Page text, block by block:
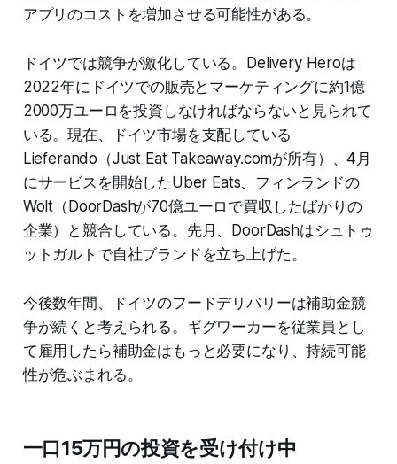
アプリのコストを増加させる可能性がある。
ドイツでは競争が激化している。Delivery Heroは
2022年にドイツでの販売とマーケティングに約1億
2000万ユーロを投資しなければならないと見られて
いる。現在、ドイツ市場を支配している
Lieferando（Just Eat Takeaway.comが所有）、4月
にサービスを開始したUber Eats、フィンランドの
Wolt（DoorDashが70億ユーロで買収したばかりの
企業）と競合している。先月、DoorDashはシュトゥ
ットガルトで自社ブランドを立ち上げた。
今後数年間、ドイツのフードデリバリーは補助金競
争が続くと考えられる。ギグワーカーを従業員とし
て雇用したら補助金はもっと必要になり、持続可能
性が危ぶまれる。
一口15万円の投資を受け付け中